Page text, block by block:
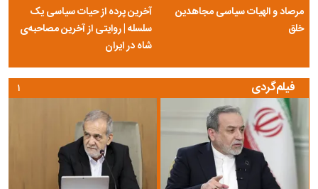
مرصاد و الهیات سیاسی مجاهدین
خلق
آخرین پرده از حیات سیاسی یک
سلسله | روایتی از آخرین مصاحبه‌ی
شاه در ایران
فیلم‌گردی ۱